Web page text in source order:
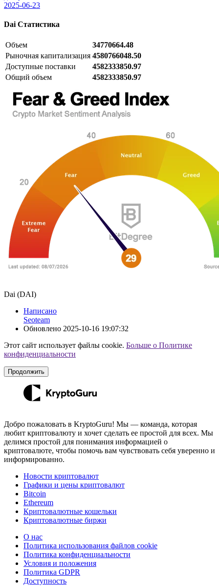
2025-06-23
Dai Статистика
Объем
34770664.48
Рыночная капитализация 4580766048.50
Доступные поставки
4582333850.97
Общий объем
4582333850.97
Dai (DAI)
Написано
Seoteam
Обновлено 2025-10-16 19:07:32
Этот сайт использует файлы cookie. Больше о Политике
конфиденциальности
Продолжить
Добро пожаловать в KryptoGuru! Мы — команда, которая
любит криптовалюту и хочет сделать ее простой для всех. Мы
делимся простой для понимания информацией о
криптовалюте, чтобы помочь вам чувствовать себя уверенно и
информированно.
Новости криптовалют
Графики и цены криптовалют
Bitcoin
Ethereum
Криптовалютные кошельки
Криптовалютные биржи
О нас
Политика использования файлов cookie
Политика конфиденциальности
Условия и положения
Политика GDPR
Доступность